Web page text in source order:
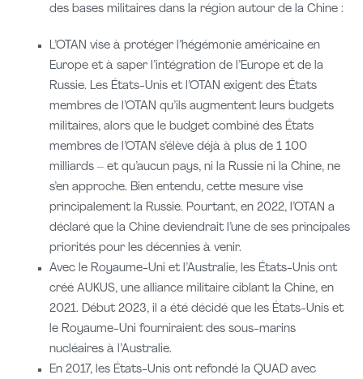
des bases militaires dans la région autour de la Chine :
L’OTAN vise à protéger l’hégémonie américaine en
Europe et à saper l’intégration de l’Europe et de la
Russie. Les États-Unis et l’OTAN exigent des États
membres de l’OTAN qu’ils augmentent leurs budgets
militaires, alors que le budget combiné des États
membres de l’OTAN s’élève déjà à plus de 1 100
milliards – et qu’aucun pays, ni la Russie ni la Chine, ne
s’en approche. Bien entendu, cette mesure vise
principalement la Russie. Pourtant, en 2022, l’OTAN a
déclaré que la Chine deviendrait l’une de ses principales
priorités pour les décennies à venir.
Avec le Royaume-Uni et l’Australie, les États-Unis ont
créé AUKUS, une alliance militaire ciblant la Chine, en
2021. Début 2023, il a été décidé que les États-Unis et
le Royaume-Uni fourniraient des sous-marins
nucléaires à l’Australie.
En 2017, les États-Unis ont refondé la QUAD avec